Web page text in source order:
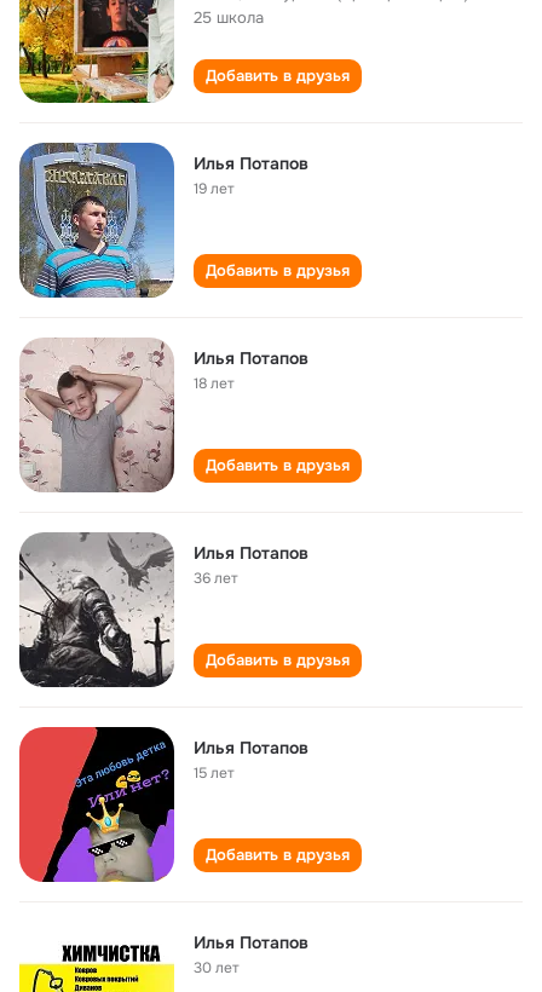
25 школа
Добавить в друзья
Илья Потапов
19 лет
Добавить в друзья
Илья Потапов
18 лет
Добавить в друзья
Илья Потапов
36 лет
Добавить в друзья
Илья Потапов
15 лет
Добавить в друзья
Илья Потапов
30 лет